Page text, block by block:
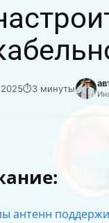
⏱3 минуты
антенн